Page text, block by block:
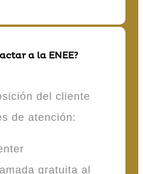
a la ENEE?
del cliente
de atención:
gratuita al